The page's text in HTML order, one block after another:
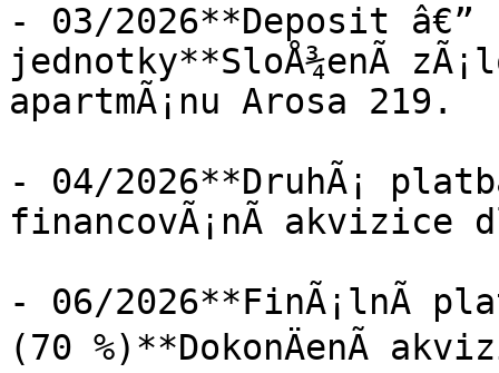
- 03/2026**Deposit â€”
jednotky**SloÅ¾enÃ­
apartmÃ¡nu Arosa 219.
- 04/2026**DruhÃ¡
financovÃ¡nÃ­ akvizice
- 06/2026**FinÃ¡lnÃ­
(70 %)**DokonÄenÃ­